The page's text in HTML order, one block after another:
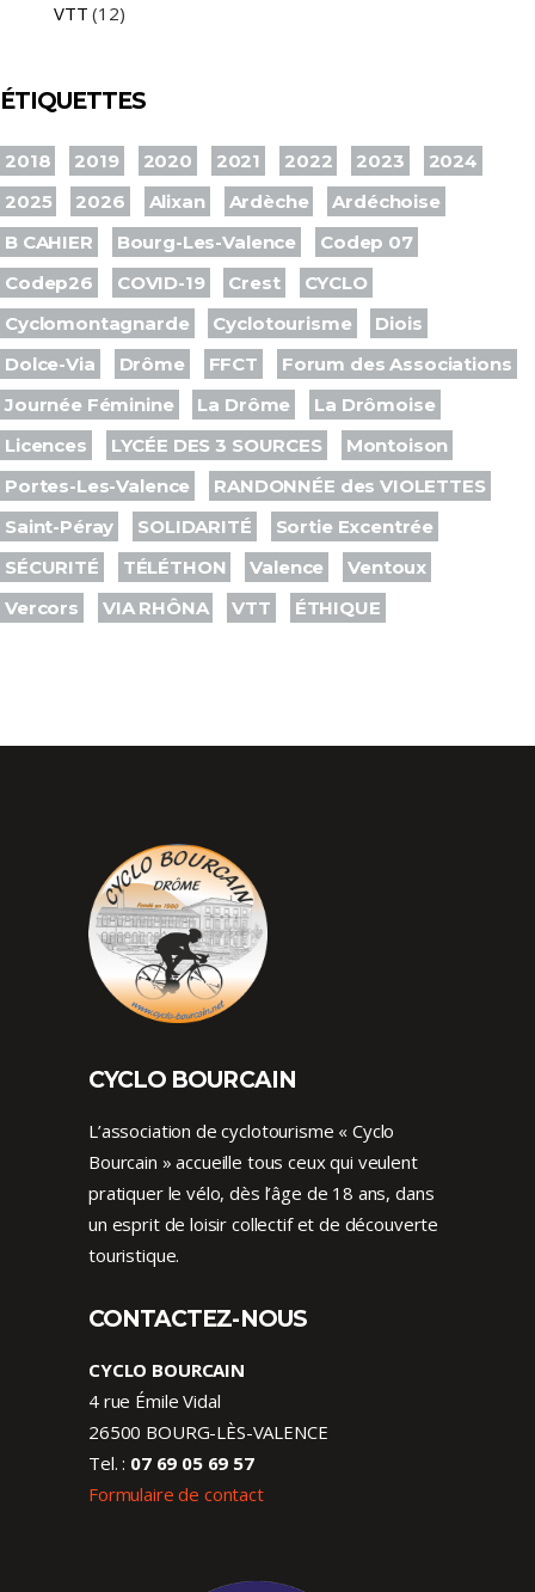
VTT (12)
ÉTIQUETTES
2018 2019 2020 2021 2022 2023
2024
2025
2026 Alixan Ardèche
Ardéchoise
B CAHIER
Bourg-Les-Valence
Codep 07
Codep26
COVID-19 Crest
CYCLO
Cyclomontagnarde
Cyclotourisme
Diois
Dolce-Via
Drôme FFCT
Forum des Associations
Journée Féminine
La Drôme
La Drômoise
Licences
LYCÉE DES 3 SOURCES
Montoison
Portes-Les-Valence
RANDONNÉE des VIOLETTES
Saint-Péray
SOLIDARITÉ
Sortie Excentrée
SÉCURITÉ
TÉLÉTHON Valence
Ventoux
Vercors
VIA RHÔNA VTT ÉTHIQUE
CYCLO BOURCAIN
L’association de cyclotourisme « Cyclo
Bourcain » accueille tous ceux qui veulent
pratiquer le vélo, dès l’âge de 18 ans, dans
un esprit de loisir collectif et de découverte
touristique.
CONTACTEZ-NOUS
CYCLO BOURCAIN
4 rue Émile Vidal
26500 BOURG-LÈS-VALENCE
Tel. : 07 69 05 69 57
Formulaire de contact